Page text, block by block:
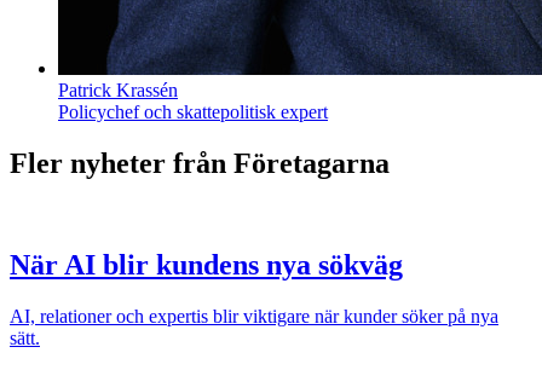
Patrick Krassén
Policychef och skattepolitisk expert
Fler nyheter från Företagarna
När AI blir kundens nya sökväg
AI, relationer och expertis blir viktigare när kunder söker på nya
sätt.